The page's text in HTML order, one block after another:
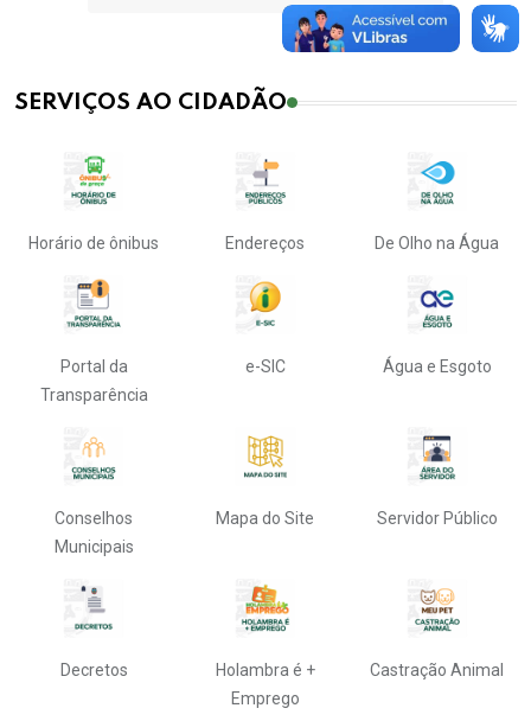
SERVIÇOS AO CIDADÃO
Horário de ônibus Endereços De Olho na Água
Portal da
Transparência
e-SIC Água e Esgoto
Conselhos
Municipais
Mapa do Site Servidor Público
Decretos
Holambra é +
Emprego
Castração Animal